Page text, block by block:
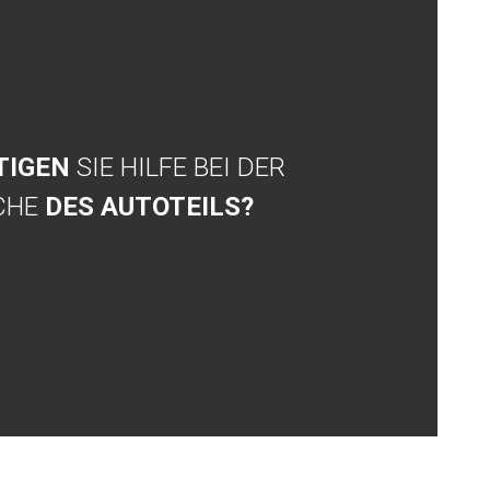
SIE HILFE BEI DER
DES AUTOTEILS?